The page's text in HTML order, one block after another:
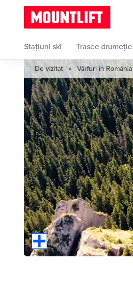
Stațiuni ski Trasee drumeție
De vizitat » Vârfuri în România